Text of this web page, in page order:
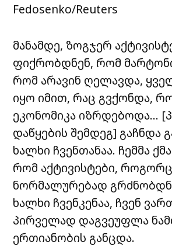
Fedosenko/Reuters
მანამდე, ზოგჯერ
ფიქრობდნენ, რომ
რომ არავინ ღელავდა,
იყო იმით, რაც გვქონდა,
ეკონომიკა იზრდებოდა…
დაწყების შემდეგ] გაჩნდა
ხალხი ჩვენთანაა. ჩემმა
რომ აქტივისტები, როგორც
ნორმალურებად
ხალხი ჩვენკენაა, ჩვენ
პირველად დაგვეუფლა
ერთიანობის განცდა.